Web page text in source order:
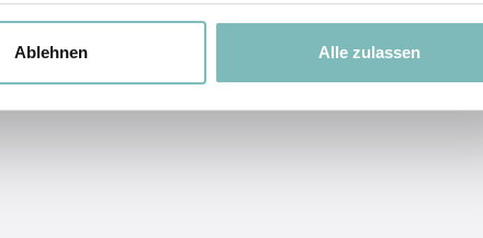
Ablehnen Alle zulassen